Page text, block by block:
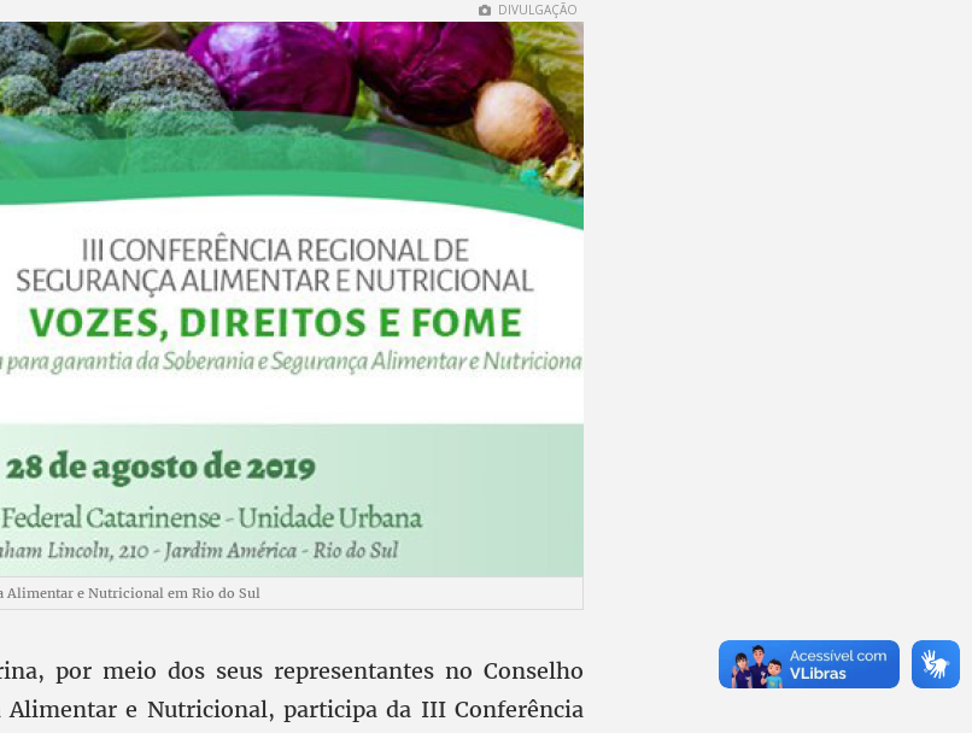
DIVULGAÇÃO
Alimentar e Nutricional em Rio do Sul
por meio dos seus representantes no Conselho
Alimentar e Nutricional, participa da III Conferência